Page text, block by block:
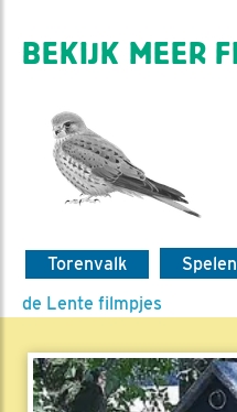
BEKIJK MEER
Torenvalk
de Lente filmpjes